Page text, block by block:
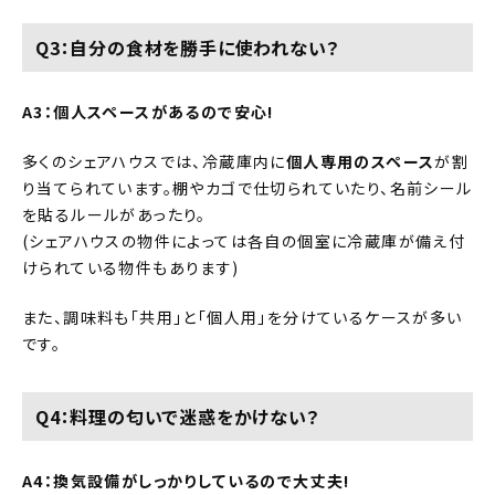
Q3：自分の食材を勝手に使われない？
A3：個人スペースがあるので安心!
多くのシェアハウスでは、冷蔵庫内に個人専用のスペースが割
り当てられています。棚やカゴで仕切られていたり、名前シール
を貼るルールがあったり。
(シェアハウスの物件によっては各自の個室に冷蔵庫が備え付
けられている物件もあります)
また、調味料も「共用」と「個人用」を分けているケースが多い
です。
Q4：料理の匂いで迷惑をかけない？
A4：換気設備がしっかりしているので大丈夫!